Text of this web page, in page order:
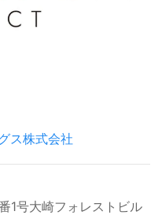
ス株式会社
1号大崎フォレストビル